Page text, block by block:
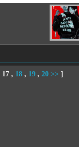
17, 18, 19, 20 >> ]